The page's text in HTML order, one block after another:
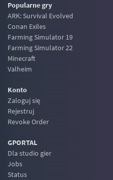
Popularne gry
ARK: Survival Evolved
Conan Exiles
Farming Simulator 19
Farming Simulator 22
Minecraft
Valheim
Konto
Zaloguj się
Rejestruj
Revoke Order
GPORTAL
Dla studio gier
Jobs
Status